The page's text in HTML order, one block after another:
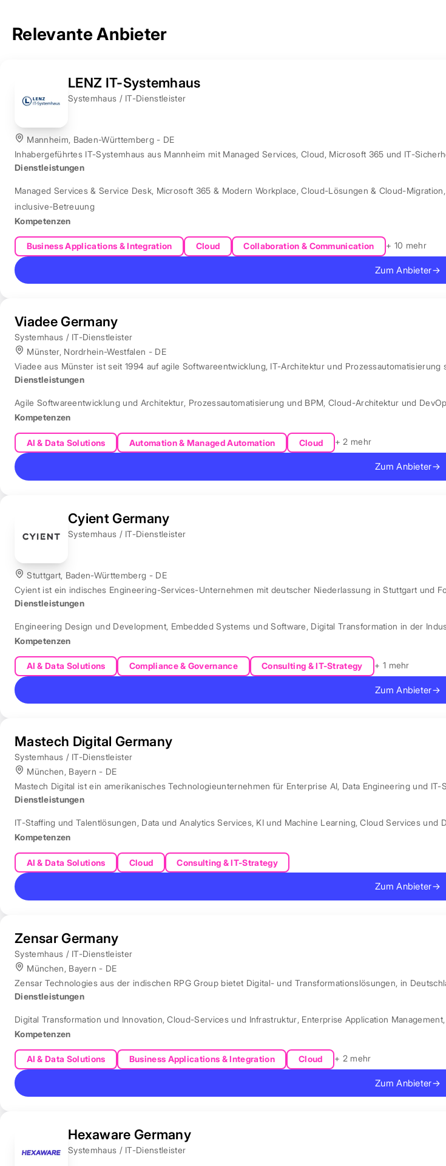
Relevante Anbieter
LENZ IT-Systemhaus
Systemhaus / IT-Dienstleister
Mannheim, Baden-Württemberg - DE
Inhabergeführtes IT-Systemhaus aus Mannheim mit Managed Services, Cloud, Microsoft 365 und IT-
Dienstleistungen
Managed Services & Service Desk, Microsoft 365 & Modern Workplace,Cloud-Lösungen & Cloud-Migration
inclusive-Betreuung
Kompetenzen
Business Applications & Integration Cloud Collaboration & Communication + 10 mehr
Zum Anbieter→
Viadee Germany
Systemhaus / IT-Dienstleister
Münster, Nordrhein-Westfalen - DE
Viadee aus Münster ist seit 1994 auf agile Softwareentwicklung, IT-Architektur und Prozessautomatisierung
Dienstleistungen
Agile Softwareentwicklung und Architektur, Prozessautomatisierung und BPM, Cloud-Architektur und
Kompetenzen
AI & Data Solutions Automation & Managed Automation Cloud + 2 mehr
Zum Anbieter→
Cyient Germany
Systemhaus / IT-Dienstleister
Stuttgart, Baden-Württemberg - DE
Cyient ist ein indisches Engineering-Services-Unternehmen mit deutscher Niederlassung in Stuttgart und
Dienstleistungen
Engineering Design und Development, Embedded Systems und Software, Digital Transformation in der
Kompetenzen
AI & Data Solutions Compliance & Governance Consulting & IT-Strategy + 1 mehr
Zum Anbieter→
Mastech Digital Germany
Systemhaus / IT-Dienstleister
München, Bayern - DE
Mastech Digital ist ein amerikanisches Technologieunternehmen für Enterprise AI, Data Engineering und
Dienstleistungen
IT-Staffing und Talentlösungen, Data und Analytics Services, KI und Machine Learning,Cloud Services und
Kompetenzen
AI & Data Solutions Cloud Consulting & IT-Strategy
Zum Anbieter→
Zensar Germany
Systemhaus / IT-Dienstleister
München, Bayern - DE
Zensar Technologies aus der indischen RPG Group bietet Digital- und Transformationslösungen, in
Dienstleistungen
Digital Transformation und Innovation,Cloud-Services und Infrastruktur, Enterprise Application Management,
Kompetenzen
AI & Data Solutions Business Applications & Integration Cloud + 2 mehr
Zum Anbieter→
Hexaware Germany
Systemhaus / IT-Dienstleister